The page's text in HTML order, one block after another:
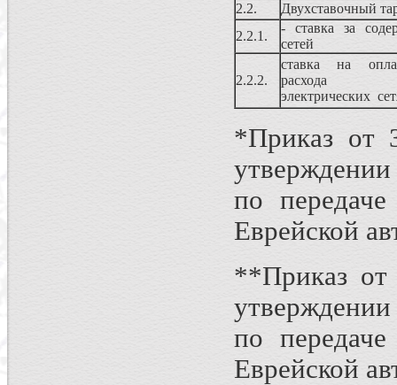
2.2.
Двухставочный
2.2.1.
- ставка за
сетей
2.2.2.
ставка на
расхода
электрических
*Приказ от
по
Еврейской
**Приказ
по
Еврейской